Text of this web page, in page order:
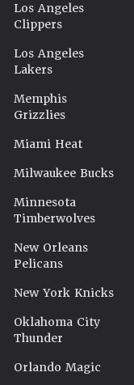
Los Angeles
Clippers
Los Angeles
Lakers
Memphis
Grizzlies
Miami Heat
Milwaukee Bucks
Minnesota
Timberwolves
New Orleans
Pelicans
New York Knicks
Oklahoma City
Thunder
Orlando Magic